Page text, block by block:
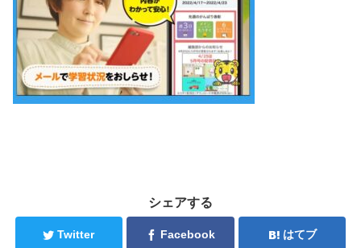
シェアする
Twitter Facebook はてブ